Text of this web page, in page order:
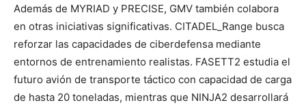
Además de MYRIAD y PRECISE, GMV también colabora
en otras iniciativas significativas. CITADEL_Range busca
reforzar las capacidades de ciberdefensa mediante
entornos de entrenamiento realistas. FASETT2 estudia el
futuro avión de transporte táctico con capacidad de carga
de hasta 20 toneladas, mientras que NINJA2 desarrollará